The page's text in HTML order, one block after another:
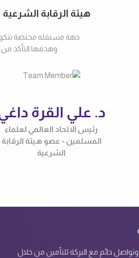
هيئة الرقابة الشرعية
جهة مستقله مختصة
وهدفها التأكد من
د. علي القرة
رئيس الاتحاد العالمي لعلماء
المسلمين - عضو هيئة الرقابة
الشرعية
دائم مع البركة للتأمين من خلال